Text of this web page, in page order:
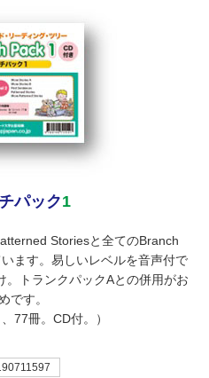
パック1
Storiesと全てのBranch
ます。易しいレベルを音声付で
。トランクパックAとの併用がお
です。
77冊。CD付。）